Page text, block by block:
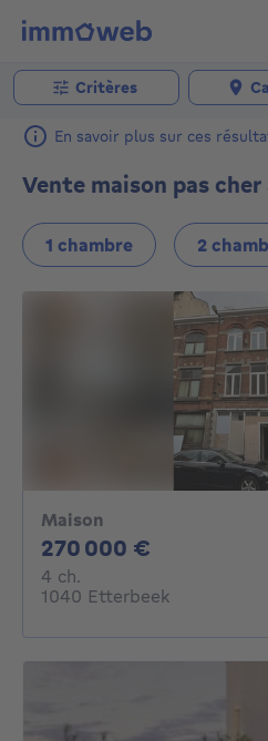
Critères
En savoir plus sur ces
Vente maison pas
1 chambre 2
Maison
270 000 €
4 ch.
1040 Etterbeek